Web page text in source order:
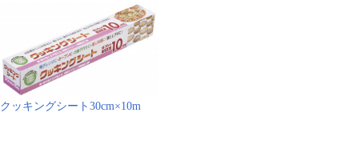
クッキングシート30cm×10m